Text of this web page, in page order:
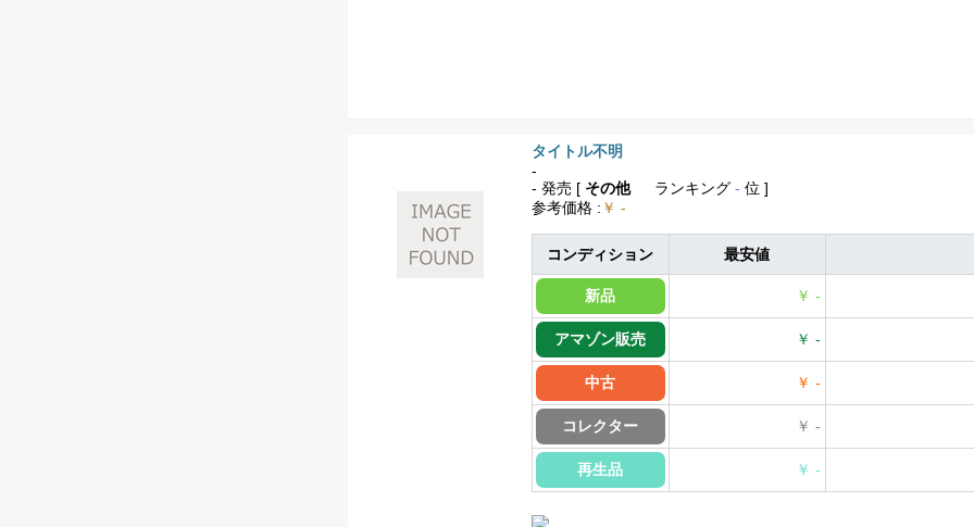
タイトル不明
-
- 発売 [ その他 ランキング - 位 ]
参考価格 : ￥ -
コンディション 最安値
新品 ￥ -
アマゾン販売 ￥ -
中古 ￥ -
コレクター ￥ -
再生品 ￥ -